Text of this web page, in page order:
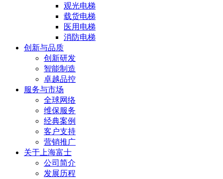
观光电梯
载货电梯
医用电梯
消防电梯
创新与品质
创新研发
智能制造
卓越品控
服务与市场
全球网络
维保服务
经典案例
客户支持
营销推广
关于上海富士
公司简介
发展历程